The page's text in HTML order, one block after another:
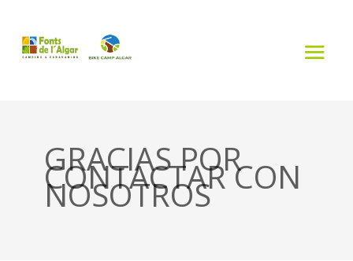
GRACIAS POR
CONTACTAR CON
NOSOTROS